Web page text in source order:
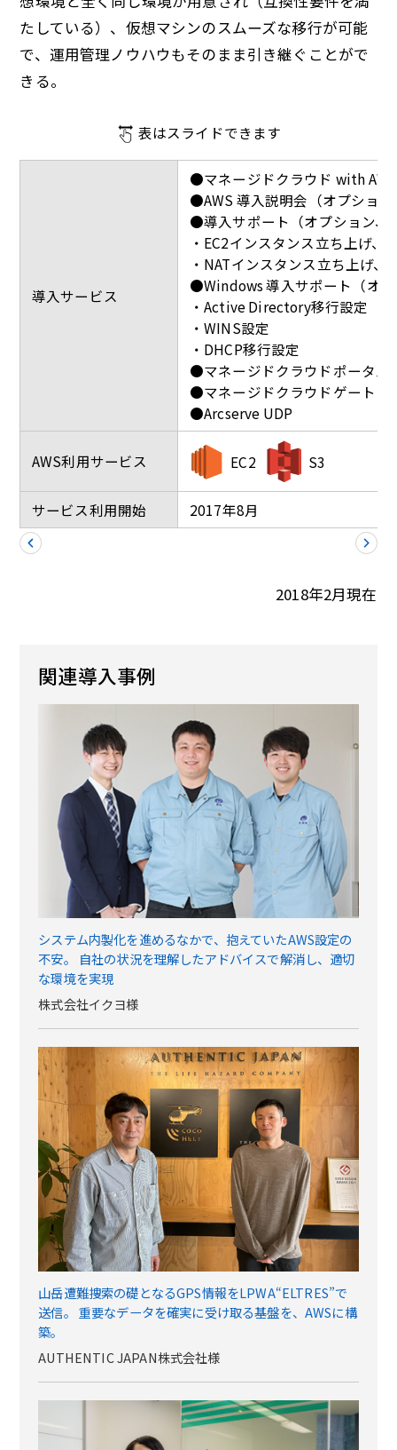
たしている）、仮想マシンのスムーズな移行が可能
で、運用管理ノウハウもそのまま引き継ぐことがで
きる。
表はスライドできます
導入サービス
●マネージドクラウド with
●AWS 導入説明会（オプショ
●導入サポート（オプション、
・EC2インスタンス立ち上げ
・NATインスタンス立ち上げ
●Windows 導入サポート（オ
・Active Directory移行設定
・WINS設定
・DHCP移行設定
●マネージドクラウドポータル
●マネージドクラウドゲートウ
●Arcserve UDP
AWS利用サービス EC2 S3
サービス利用開始 2017年8月
2018年2月現在
関連導入事例
システム内製化を進めるなかで、抱えていたAWS設定の
不安。 自社の状況を理解したアドバイスで解消し、適切
な環境を実現
株式会社イクヨ様
山岳遭難捜索の礎となるGPS情報をLPWA“ELTRES”で
送信。 重要なデータを確実に受け取る基盤を、AWSに構
築。
AUTHENTIC JAPAN株式会社様